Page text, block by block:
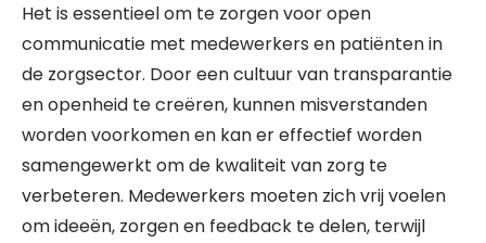
Het is essentieel om te zorgen voor open
communicatie met medewerkers en patiënten in
de zorgsector. Door een cultuur van transparantie
en openheid te creëren, kunnen misverstanden
worden voorkomen en kan er effectief worden
samengewerkt om de kwaliteit van zorg te
verbeteren. Medewerkers moeten zich vrij voelen
om ideeën, zorgen en feedback te delen, terwijl